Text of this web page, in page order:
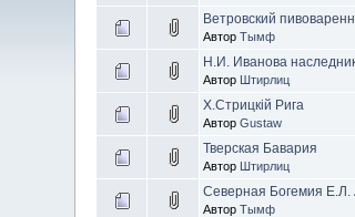
Ветровский
АвторТымф
Н.И. Иванова
Автор Штирлиц
Х.Стрицкiй Рига
АвторGustaw
Тверская Бавария
Автор Штирлиц
Северная Богемия Е.Л.
АвторТымф